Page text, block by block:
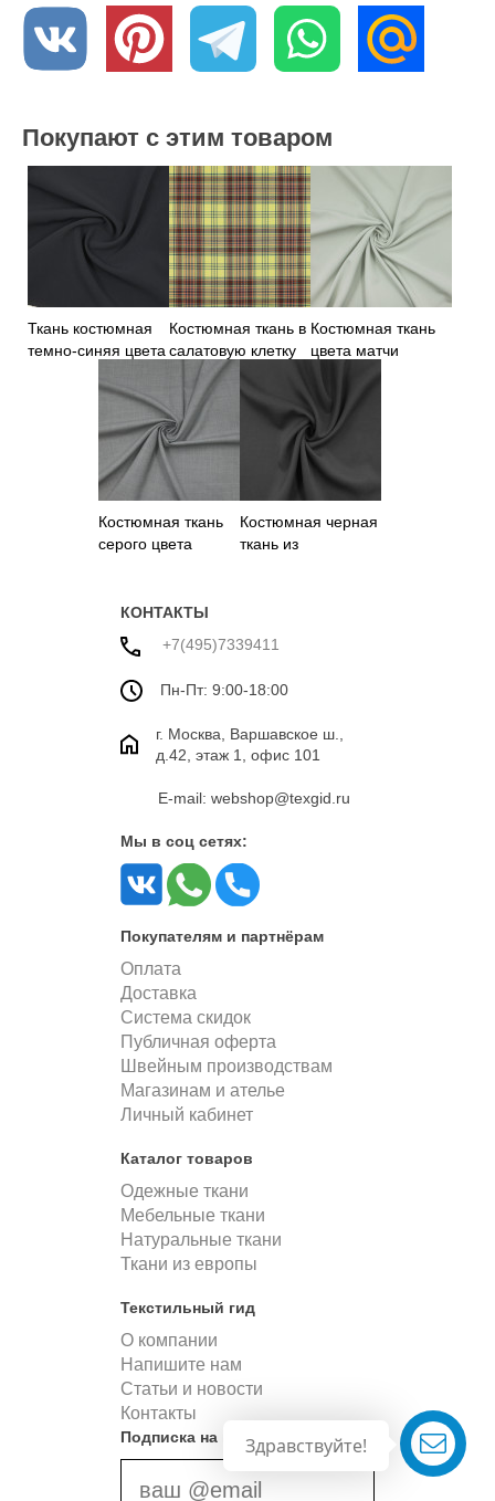
Здравствуйте!
Покупают с этим товаром
Ткань костюмная
темно-синяя цвета
Костюмная ткань в
салатовую клетку
Костюмная ткань
цвета матчи
Костюмная ткань
серого цвета
Костюмная черная
ткань из
КОНТАКТЫ
+7(495)7339411
Пн-Пт: 9:00-18:00
г. Москва, Варшавское ш.,
д.42, этаж 1, офис 101
E-mail: webshop@texgid.ru
Мы в соц сетях:
Покупателям и партнёрам
Оплата
Доставка
Система скидок
Публичная оферта
Швейным производствам
Магазинам и ателье
Личный кабинет
Каталог товаров
Одежные ткани
Мебельные ткани
Натуральные ткани
Ткани из европы
Текстильный гид
О компании
Напишите нам
Статьи и новости
Контакты
Подписка на новости